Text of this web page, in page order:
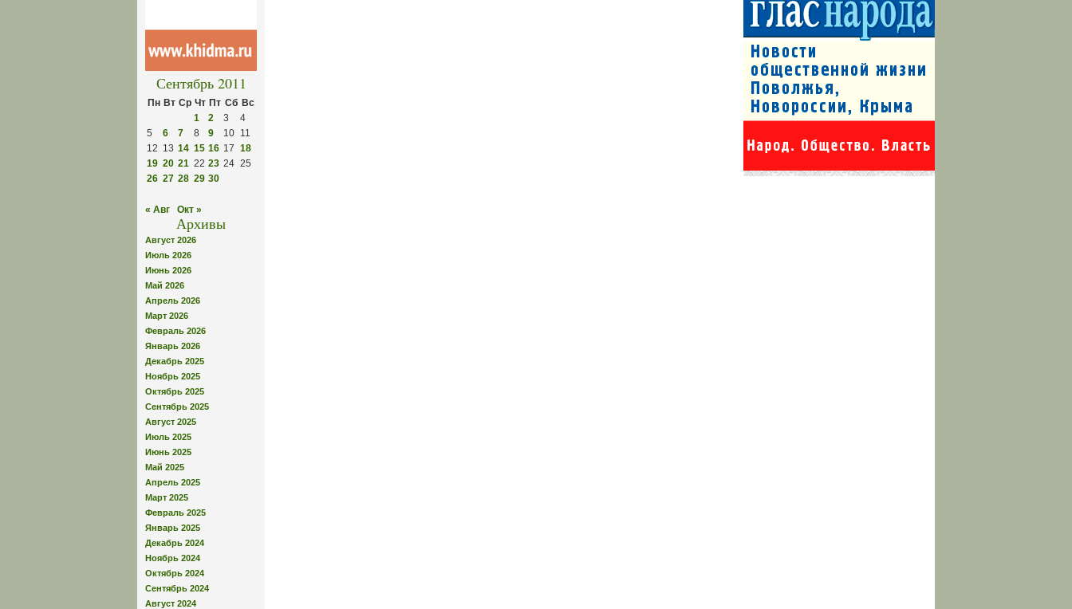
Сентябрь 2011
Пн Вт Ср Чт Пт Сб Вс
1
2 3
4
5
6 7 8 9 10 11
12 13 14 15 16 17 18
19 20 21 22 23 24 25
26 27 28 29 30
« Авг Окт »
Архивы
Август 2026
Июль 2026
Июнь 2026
Май 2026
Апрель 2026
Март 2026
Февраль 2026
Январь 2026
Декабрь 2025
Ноябрь 2025
Октябрь 2025
Сентябрь 2025
Август 2025
Июль 2025
Июнь 2025
Май 2025
Апрель 2025
Март 2025
Февраль 2025
Январь 2025
Декабрь 2024
Ноябрь 2024
Октябрь 2024
Сентябрь 2024
Август 2024